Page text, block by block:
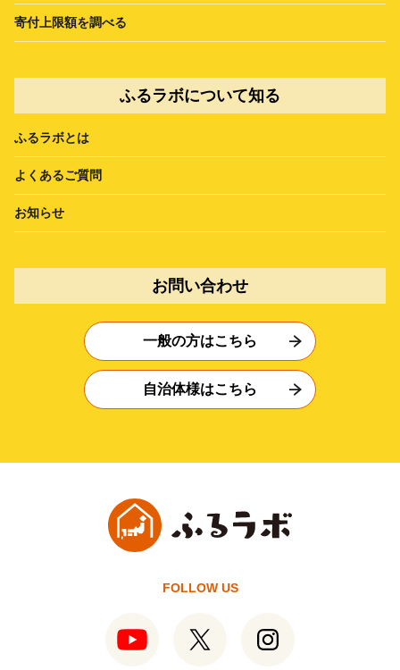
寄付上限額を調べる
ふるラボについて知る
ふるラボとは
よくあるご質問
お知らせ
お問い合わせ
一般の方はこちら
自治体様はこちら
FOLLOW US